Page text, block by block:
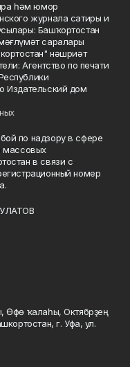
һәм юмор
журнала сатиры и
Башҡортостан
саралары
нәшриәт
Агентство по печати
Издательский дом
по надзору в сфере
массовых
в связи с
номер
Өфө ҡалаһы, Октябрҙең
г. Уфа, ул.